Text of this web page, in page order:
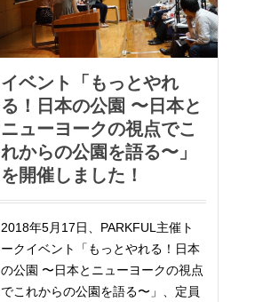
イベント「もっとやれ
る！日本の公園 〜日本と
ニューヨークの視点でこ
れからの公園を語る〜」
を開催しました！
2018年5月17日、PARKFUL主催ト
ークイベント「もっとやれる！日本
の公園 〜日本とニューヨークの視点
でこれからの公園を語る〜」、定員